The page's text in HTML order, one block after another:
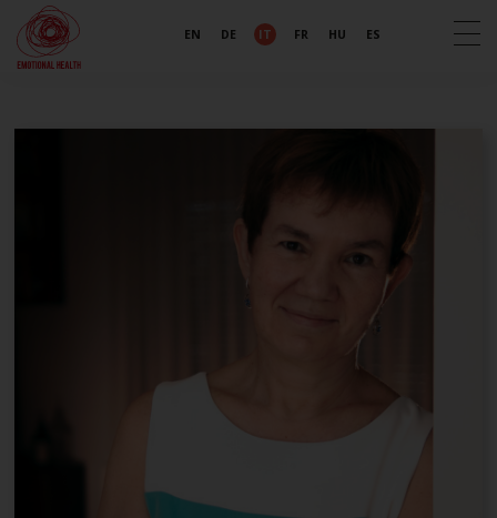
EN DE IT FR HU ES